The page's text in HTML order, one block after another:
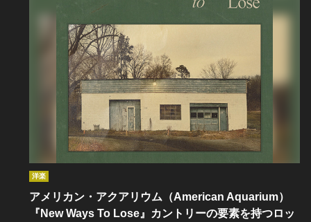
洋楽
アメリカン・アクアリウム（American Aquarium）
『New Ways To Lose』カントリーの要素を持つロッ